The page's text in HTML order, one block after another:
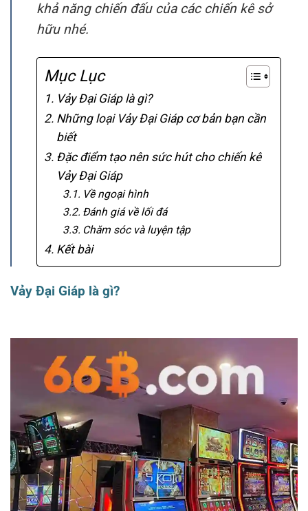
khả năng chiến đấu của các chiến kê sở
hữu nhé.
Mục Lục
Vảy Đại Giáp là gì?
Những loại Vảy Đại Giáp cơ bản bạn cần
biết
Đặc điểm tạo nên sức hút cho chiến kê
Vảy Đại Giáp
Về ngoại hình
Đánh giá về lối đá
Chăm sóc và luyện tập
Kết bài
Vảy Đại Giáp là gì?